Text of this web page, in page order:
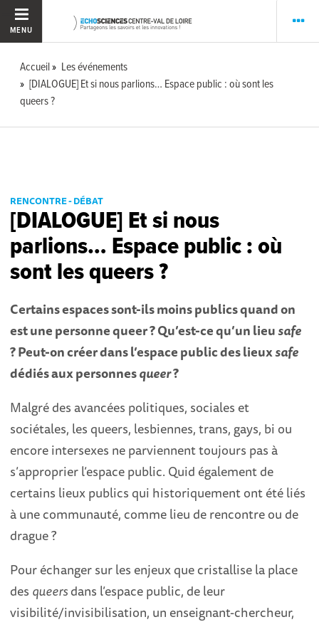
MENU
Accueil
Les événements
[DIALOGUE] Et si nous parlions… Espace public : où sont les
queers ?
RENCONTRE - DÉBAT
[DIALOGUE] Et si nous
parlions… Espace public : où
sont les queers ?
Certains espaces sont-ils moins publics quand on
est une personne queer ? Qu’est-ce qu’un lieusafe
? Peut-on créer dans l’espace public des lieuxsafe
dédiés aux personnesqueer?
Malgré des avancées politiques, sociales et
sociétales, les queers, lesbiennes, trans, gays, bi ou
encore intersexes ne parviennent toujours pas à
s’approprier l’espace public. Quid également de
certains lieux publics qui historiquement ont été liés
à une communauté, comme lieu de rencontre ou de
drague ?
Pour échanger sur les enjeux que cristallise la place
des queersdans l’espace public, de leur
visibilité/invisibilisation, un enseignant-chercheur,